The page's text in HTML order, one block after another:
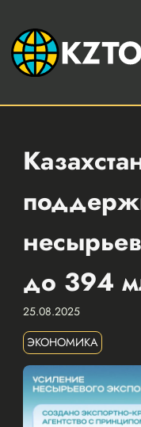
до 394
25.08.2025
ЭКОНОМИКА